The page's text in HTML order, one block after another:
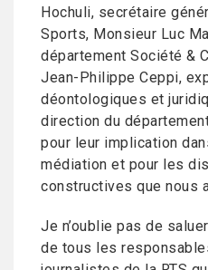
Hochuli, secrétaire
Sports, Monsieur Luc
département Société &
Jean-Philippe Ceppi,
déontologiques et
direction du
pour leur implication
médiation et pour les
constructives que nous
Je n’oublie pas de
de tous les